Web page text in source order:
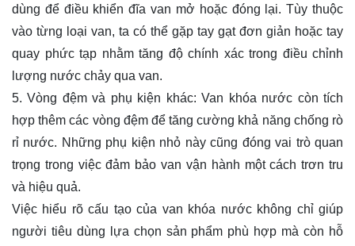
dùng để điều khiển đĩa van mở hoặc đóng lại. Tùy thuộc
vào từng loại van, ta có thể gặp tay gạt đơn giản hoặc tay
quay phức tạp nhằm tăng độ chính xác trong điều chỉnh
lượng nước chảy qua van.
5. Vòng đệm và phụ kiện khác: Van khóa nước còn tích
hợp thêm các vòng đệm để tăng cường khả năng chống rò
rỉ nước. Những phụ kiện nhỏ này cũng đóng vai trò quan
trọng trong việc đảm bảo van vận hành một cách trơn tru
và hiệu quả.
Việc hiểu rõ cấu tạo của van khóa nước không chỉ giúp
người tiêu dùng lựa chọn sản phẩm phù hợp mà còn hỗ